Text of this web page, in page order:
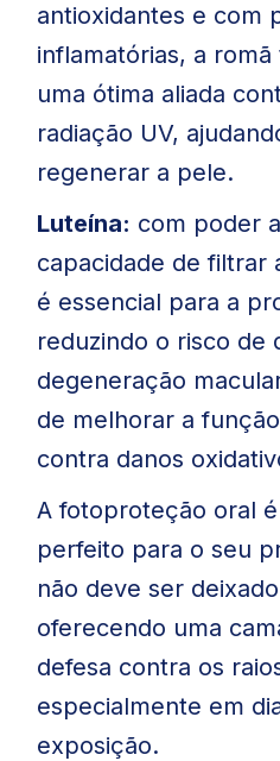
antioxidantes e com
inflamatórias, a
uma ótima aliada
radiação UV,
regenerar a pele.
Luteína: com poder
capacidade de filtrar
é essencial para a
reduzindo o risco de
degeneração
de melhorar a
contra danos
A fotoproteção oral
perfeito para o seu
não deve ser
oferecendo uma
defesa contra os
especialmente em
exposição.